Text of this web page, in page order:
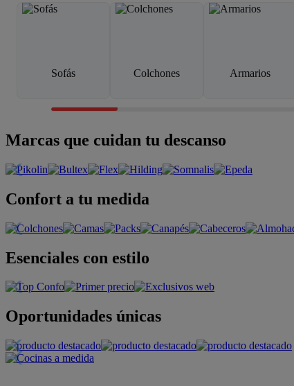
Sofás Colchones Armarios
Marcas que cuidan tu descanso
Confort a tu medida
Esenciales con estilo
Oportunidades únicas